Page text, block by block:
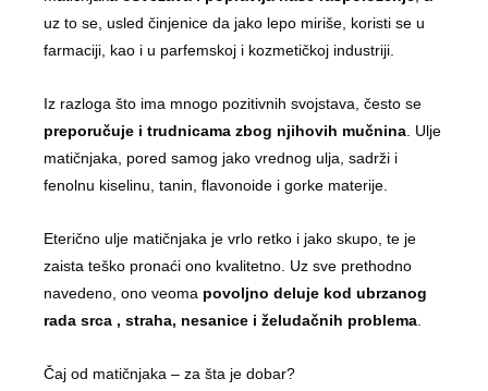
uz to se, usled činjenice da jako lepo miriše, koristi se u
farmaciji, kao i u parfemskoj i kozmetičkoj industriji.
Iz razloga što ima mnogo pozitivnih svojstava, često se
preporučuje i trudnicama zbog njihovih mučnina . Ulje
matičnjaka, pored samog jako vrednog ulja, sadrži i
fenolnu kiselinu, tanin, flavonoide i gorke materije.
Eterično ulje matičnjaka je vrlo retko i jako skupo, te je
zaista teško pronaći ono kvalitetno. Uz sve prethodno
navedeno, ono veoma povoljno deluje kod ubrzanog
rada srca , straha, nesanice i želudačnih problema
Čaj od matičnjaka – za šta je dobar?